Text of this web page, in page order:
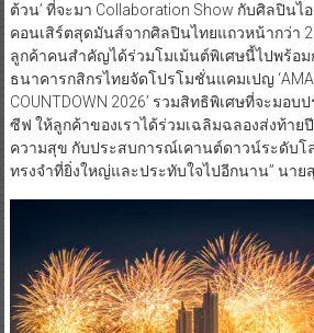
ต้วน’ ที่จะมา Collaboration Show กับศิลปินไ
คอนเสิร์ตสุดมันส์จากศิลปินไทยแถวหน้ากว่า
ลูกค้าคนสำคัญได้ร่วมโมเม้นต์พิเศษนี้ไปพร้อม
ธนาคารกสิกรไทยจัดโปรโมชั่นแคมเปญ
COUNTDOWN 2026’ รวมสิทธิพิเศษที่จะมอ
ซีฟ ให้ลูกค้าของเราได้ร่วมเฉลิมฉลองส่งท้าย
ความสุข กับประสบการณ์เคานต์ดาวน์ระดับโ
ทรงจำที่ยิ่งใหญ่และประทับใจไปอีกนาน” นาย